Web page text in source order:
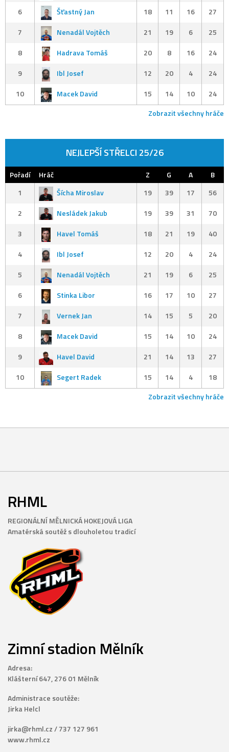
6
Šťastný Jan 18 11 16
27
7
Nenadál Vojtěch 21 19 6
25
8
Hadrava Tomáš 20 8 16
24
9
Ibl Josef 12 20 4
24
10
Macek David 15 14 10
24
Zobrazit všechny hráče
NEJLEPŠÍ STŘELCI 25/26
Pořadí Hráč Z G A
B
1
Šícha Miroslav 19 39 17
56
2
Nesládek Jakub 19 39 31
70
3
Havel Tomáš 18 21 19
40
4
Ibl Josef 12 20 4
24
5
Nenadál Vojtěch 21 19 6
25
6
Stinka Libor 16 17 10
27
7
Vernek Jan 14 15 5
20
8
Macek David 15 14 10
24
9
Havel David 21 14 13
27
10
Segert Radek 15 14 4
18
Zobrazit všechny hráče
RHML
REGIONÁLNÍ MĚLNICKÁ HOKEJOVÁ LIGA
Amatérská soutěž s dlouholetou tradicí
Zimní stadion Mělník
Adresa:
Klášterní 647, 276 01 Mělník
Administrace soutěže:
Jirka Helcl
jirka@rhml.cz / 737 127 961
www.rhml.cz